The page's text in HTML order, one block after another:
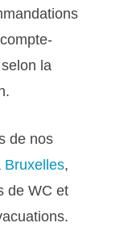
la
de nos
Bruxelles,
de WC et